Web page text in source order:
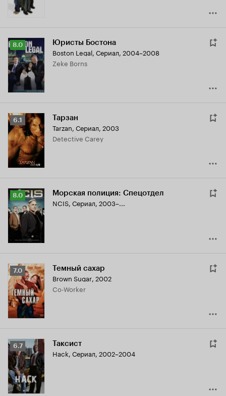
Рейтинг
Кинопоиска
8.0
8.0 Юристы Бостона
Boston Legal, Сериал, 2004–2008
Zeke Borns
Рейтинг
Кинопоиска
6.1
6.1 Тарзан
Tarzan, Сериал, 2003
Detective Carey
Рейтинг
Кинопоиска
8.0
8.0 Морская полиция: Спецотдел
NCIS, Сериал, 2003–...
Рейтинг
Кинопоиска
7.0
7.0 Темный сахар
Brown Sugar, 2002
Co-Worker
Рейтинг
Кинопоиска
6.7
6.7 Таксист
Hack, Сериал, 2002–2004